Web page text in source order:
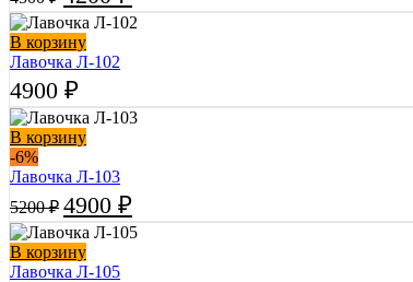
цена
составляла
4500 ₽.
цена:
4200 ₽.
В корзину
Лавочка Л-102
4900 ₽
В корзину
-6%
Лавочка Л-103
5200₽
Первоначальная
цена
составляла
5200 ₽.
4900 ₽цена:
4900 ₽.
В корзину
Лавочка Л-105